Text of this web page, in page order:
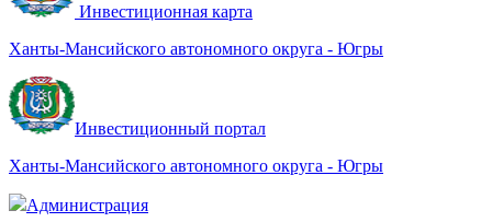
Инвестиционная карта
Ханты-Мансийского автономного округа - Югры
Инвестиционный портал
Ханты-Мансийского автономного округа - Югры
Администрация